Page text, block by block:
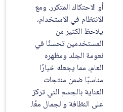
أو الاحتكاك المتكرر. ومع
الانتظام في الاستخدام،
يلاحظ الكثير من
المستخدمين تحسنًا في
نعومة الجلد ومظهره
العام، مما يجعله خيارًا
مناسبًا ضمن منتجات
العناية بالجسم التي تركز
على النظافة والجمال معًا.